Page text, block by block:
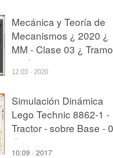
Mecánica y Teoría de
Mecanismos ¿ 2020 ¿
MM - Clase 03 ¿ Tramo
10 de 10
12:03 · 2020
Simulación Dinámica
Lego Technic 8862-1 -
Tractor - sobre Base -
de 27
10:09 · 2017